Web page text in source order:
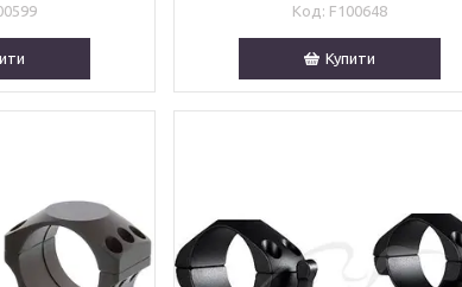
F100648
Купити